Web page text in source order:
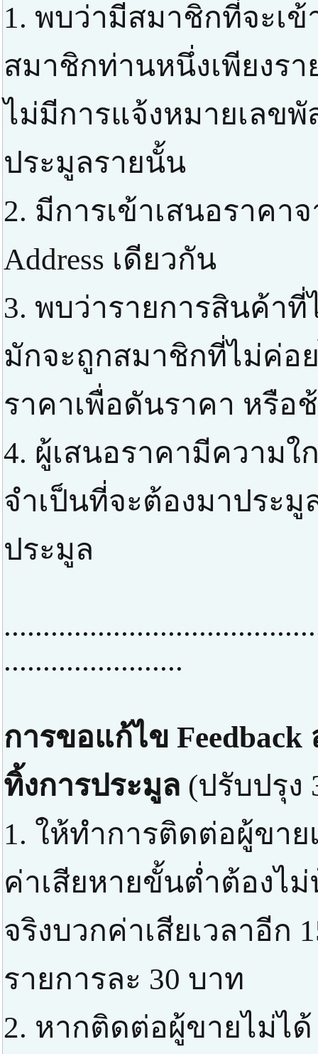
1. พบว่ามีสมาชิกที่จะเ
สมาชิกท่านหนึ่งเพียงรา
ไม่มีการแจ้งหมายเลข
ประมูลรายนั้น
2. มีการเข้าเสนอราคา
Address เดียวกัน
3. พบว่ารายการสินค้า
มักจะถูกสมาชิกที่ไม่ค่อ
ราคาเพื่อดันราคา หรือ
4. ผู้เสนอราคามีความ
จำเป็นที่จะต้องมาประ
ประมูล
.......................
การขอแก้ไข Feedback
ทิ้งการประมูล (ปรับปรุง
1. ให้ทำการติดต่อผู้ขา
ค่าเสียหายขั้นต่ำต้องไ
จริงบวกค่าเสียเวลาอีก
รายการละ 30 บาท
2. หากติดต่อผู้ขายไม่ไ